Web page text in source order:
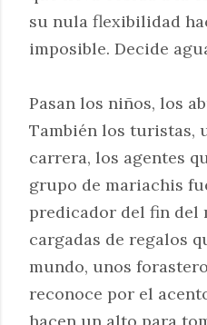
su nula flexibilidad
imposible. Decide
Pasan los niños, los
También los turistas,
carrera, los agentes
grupo de mariachis
predicador del fin del
cargadas de regalos
mundo, unos
reconoce por el